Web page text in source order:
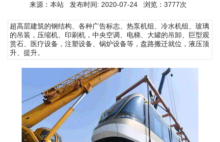
来源：本站 发布时间: 2020-07-24 浏览：3777次
超高层建筑的钢结构、各种广告标志、热泵机组、冷水机组、玻璃
的吊装，压缩机、印刷机，中央空调、电梯、大罐的吊卸、巨型观
赏石、医疗设备，注塑设备、锅炉设备等，盘路搬迁就位，液压顶
升、提升。